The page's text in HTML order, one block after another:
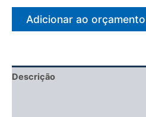
Adicionar ao orçamento
Descrição